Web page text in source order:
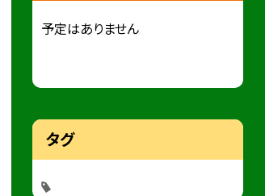
予定はありません
タグ